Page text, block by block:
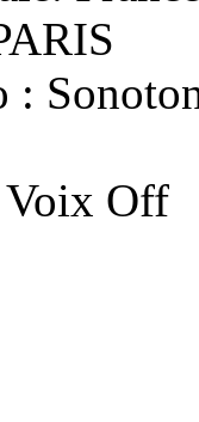
:
Voix Off